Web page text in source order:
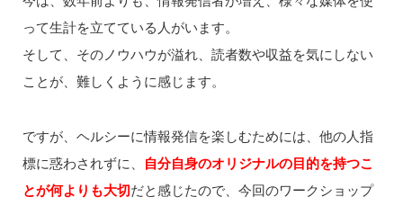
って生計を立てている人がいます。
そして、そのノウハウが溢れ、読者数や収益を気にしない
ことが、難しくように感じます。
ですが、ヘルシーに情報発信を楽しむためには、他の人指
標に惑わされずに、
自分自身のオリジナルの目的を持つこ
とが何よりも大切だと感じたので、今回のワークショップ